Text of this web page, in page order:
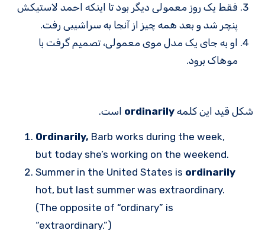
فقط یک روز معمولی دیگر بود تا اینکه احمد لاستیکش
پنچر شد و بعد همه چیز از آنجا به سراشیبی رفت.
او به جای یک مدل موی معمولی، تصمیم گرفت با
موهاک برود.
شکل قید این کلمه ordinarily است.
Ordinarily, Barb works during the week,
but today she’s working on the weekend.
Summer in the United States is ordinarily
hot, but last summer was extraordinary.
(The opposite of “ordinary” is
“extraordinary.”)